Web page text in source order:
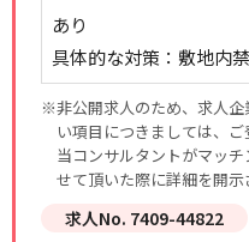
あり
具体的な対策：敷地内
※非公開求人のため、求人
い項目につきましては、
当コンサルタントがマッ
せて頂いた際に詳細を開示
求人No. 7409-44822